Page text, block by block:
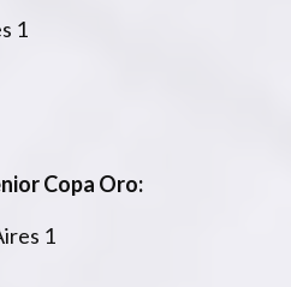
1
Copa Oro:
1